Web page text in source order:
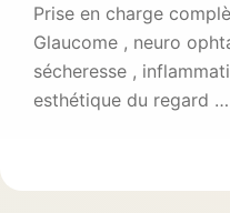
Prise en charge
Glaucome , neuro
sécheresse ,
esthétique du regard …